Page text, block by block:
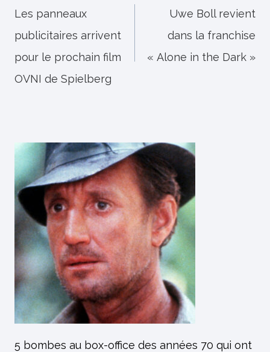
de
l’article
Les panneaux
publicitaires arrivent
pour le prochain film
OVNI de Spielberg
Uwe Boll revient
dans la franchise
« Alone in the Dark »
5 bombes au box-office des années 70 qui ont